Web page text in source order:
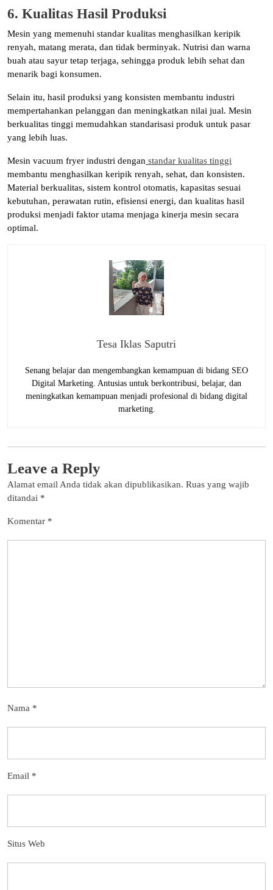
6. Kualitas Hasil Produksi
Mesin yang memenuhi standar kualitas menghasilkan keripik
renyah, matang merata, dan tidak berminyak. Nutrisi dan warna
buah atau sayur tetap terjaga, sehingga produk lebih sehat dan
menarik bagi konsumen.
Selain itu, hasil produksi yang konsisten membantu industri
mempertahankan pelanggan dan meningkatkan nilai jual. Mesin
berkualitas tinggi memudahkan standarisasi produk untuk pasar
yang lebih luas.
Mesin vacuum fryer industri dengan standar kualitas tinggi
membantu menghasilkan keripik renyah, sehat, dan konsisten.
Material berkualitas, sistem kontrol otomatis, kapasitas sesuai
kebutuhan, perawatan rutin, efisiensi energi, dan kualitas hasil
produksi menjadi faktor utama menjaga kinerja mesin secara
optimal.
Tesa Iklas Saputri
Senang belajar dan mengembangkan kemampuan di bidang SEO
Digital Marketing. Antusias untuk berkontribusi, belajar, dan
meningkatkan kemampuan menjadi profesional di bidang digital
marketing.
Leave a Reply
Alamat email Anda tidak akan dipublikasikan. Ruas yang wajib
ditandai *
Komentar *
Nama *
Email *
Situs Web